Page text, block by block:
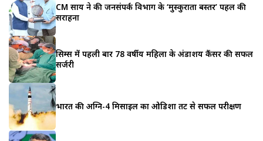
CM साय ने की जनसंपर्क विभाग के ‘मुस्कुराता बस्तर’ पहल की
सराहना
सिम्स में पहली बार 78 वर्षीय महिला के अंडाशय कैंसर की सफल
सर्जरी
भारत की अग्नि-4 मिसाइल का ओडिशा तट से सफल परीक्षण